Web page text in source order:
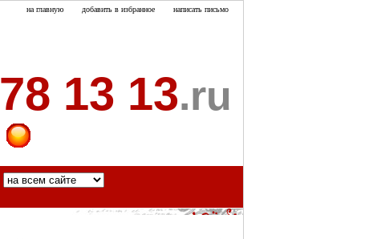
на главную добавить в избранное написать письмо
78 13 13.ru